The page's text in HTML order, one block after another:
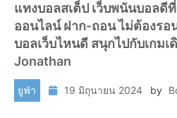
แทงบอลสเต็ป เว็บพนันบอลดี
ออนไลน์ ฝาก-ถอน ไม่ต้องรอ
บอลเว็บไหนดี สนุกไปกับเกม
Jonathan
ยูฟ่า 19 มิถุนายน 2024 by